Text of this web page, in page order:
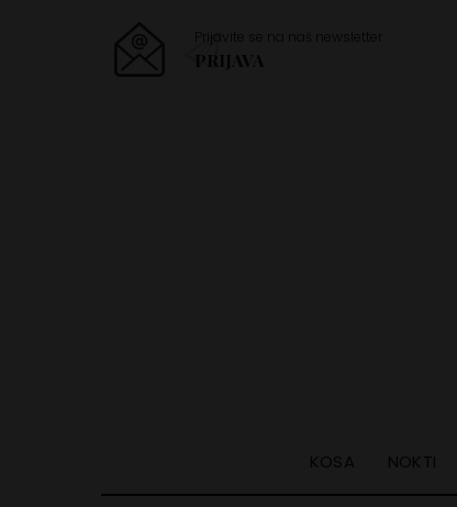
Prijavite se na naš newsletter
PRIJAVA
KOSA NOKTI